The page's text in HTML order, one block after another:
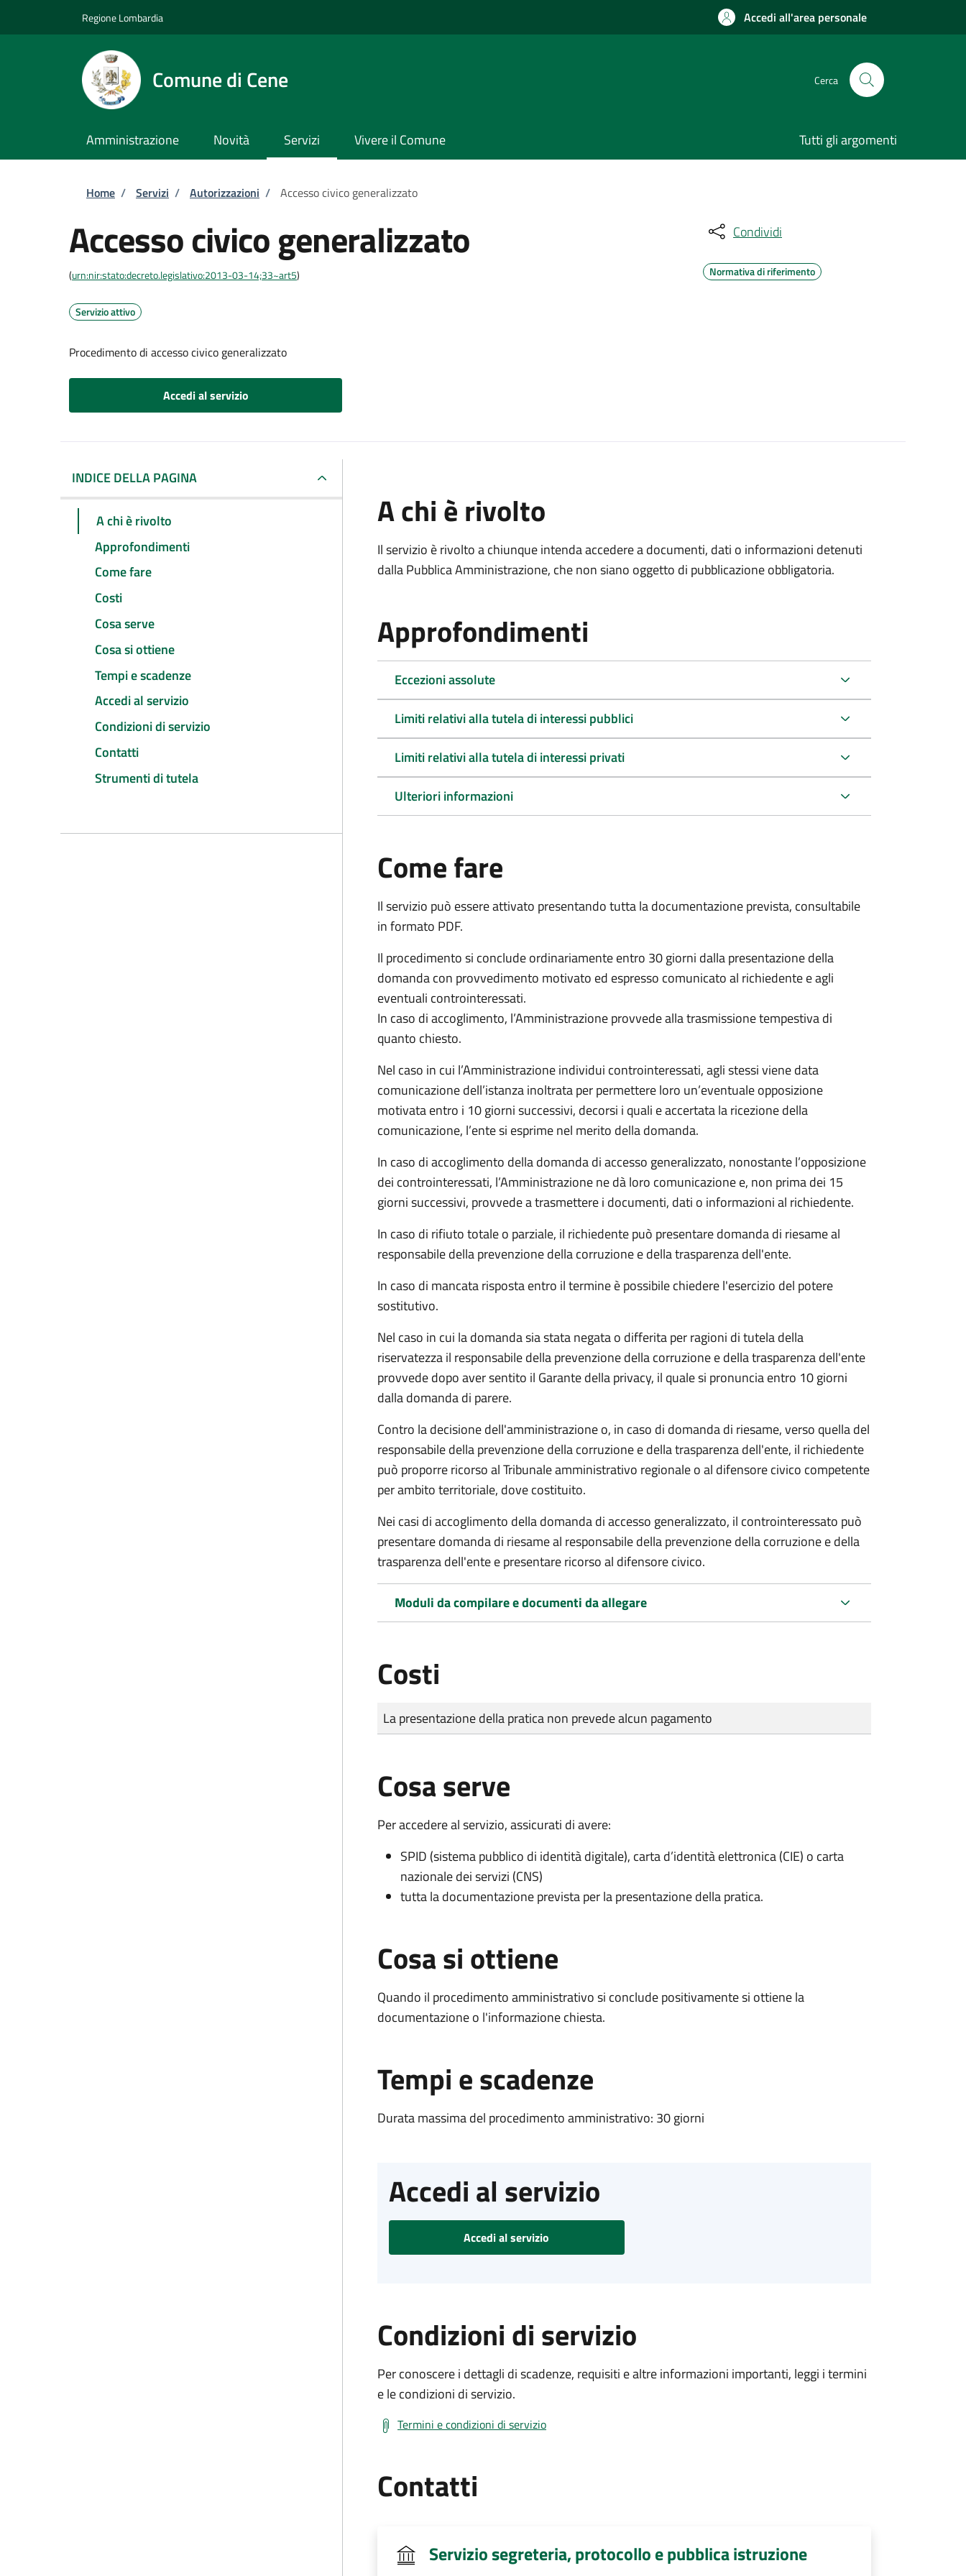
Regione Lombardia Accedi all'area personale
Comune di Cene Cerca
Amministrazione Novità Servizi Vivere il Comune Tutti gli argomenti
Briciole di pane
Home / Servizi / Autorizzazioni / Accesso civico generalizzato
Accesso civico generalizzato
(urn:nir:stato:decreto.legislativo:2013-03-14;33~art5)
Servizio attivo
Procedimento di accesso civico generalizzato
Accedi al servizio
Condividi
Normativa di riferimento
INDICE DELLA PAGINA
A chi è rivolto
Approfondimenti
Come fare
Costi
Cosa serve
Cosa si ottiene
Tempi e scadenze
Accedi al servizio
Condizioni di servizio
Contatti
Strumenti di tutela
A chi è rivolto
Il servizio è rivolto a chiunque intenda accedere a documenti, dati o informazioni detenuti
dalla Pubblica Amministrazione, che non siano oggetto di pubblicazione obbligatoria.
Approfondimenti
Eccezioni assolute
Limiti relativi alla tutela di interessi pubblici
Limiti relativi alla tutela di interessi privati
Ulteriori informazioni
Come fare
Il servizio può essere attivato presentando tutta la documentazione prevista, consultabile
in formato PDF.
Il procedimento si conclude ordinariamente entro 30 giorni dalla presentazione della
domanda con provvedimento motivato ed espresso comunicato al richiedente e agli
eventuali controinteressati.
In caso di accoglimento, l’Amministrazione provvede alla trasmissione tempestiva di
quanto chiesto.
Nel caso in cui l’Amministrazione individui controinteressati, agli stessi viene data
comunicazione dell’istanza inoltrata per permettere loro un’eventuale opposizione
motivata entro i 10 giorni successivi, decorsi i quali e accertata la ricezione della
comunicazione, l’ente si esprime nel merito della domanda.
In caso di accoglimento della domanda di accesso generalizzato, nonostante l’opposizione
dei controinteressati, l’Amministrazione ne dà loro comunicazione e, non prima dei 15
giorni successivi, provvede a trasmettere i documenti, dati o informazioni al richiedente.
In caso di rifiuto totale o parziale, il richiedente può presentare domanda di riesame al
responsabile della prevenzione della corruzione e della trasparenza dell'ente.
In caso di mancata risposta entro il termine è possibile chiedere l'esercizio del potere
sostitutivo.
Nel caso in cui la domanda sia stata negata o differita per ragioni di tutela della
riservatezza il responsabile della prevenzione della corruzione e della trasparenza dell'ente
provvede dopo aver sentito il Garante della privacy, il quale si pronuncia entro 10 giorni
dalla domanda di parere.
Contro la decisione dell'amministrazione o, in caso di domanda di riesame, verso quella del
responsabile della prevenzione della corruzione e della trasparenza dell'ente, il richiedente
può proporre ricorso al Tribunale amministrativo regionale o al difensore civico competente
per ambito territoriale, dove costituito.
Nei casi di accoglimento della domanda di accesso generalizzato, il controinteressato può
presentare domanda di riesame al responsabile della prevenzione della corruzione e della
trasparenza dell'ente e presentare ricorso al difensore civico.
Moduli da compilare e documenti da allegare
Costi
Tipo di pagamento
Importo
La presentazione della pratica non prevede alcun pagamento
Cosa serve
Per accedere al servizio, assicurati di avere:
SPID (sistema pubblico di identità digitale), carta d’identità elettronica (CIE) o carta
nazionale dei servizi (CNS)
tutta la documentazione prevista per la presentazione della pratica.
Cosa si ottiene
Quando il procedimento amministrativo si conclude positivamente si ottiene la
documentazione o l'informazione chiesta.
Tempi e scadenze
Durata massima del procedimento amministrativo: 30 giorni
Accedi al servizio
Accedi al servizio
Condizioni di servizio
Per conoscere i dettagli di scadenze, requisiti e altre informazioni importanti, leggi i termini
e le condizioni di servizio.
Termini e condizioni di servizio
Contatti
Servizio segreteria, protocollo e pubblica istruzione